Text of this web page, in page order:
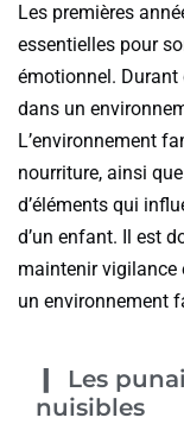
Les premières
essentielles pour
émotionnel. Durant
dans un
L’environnement
nourriture, ainsi
d’éléments qui
d’un enfant. Il est
maintenir vigilance
un environnement
Les
nuisibles